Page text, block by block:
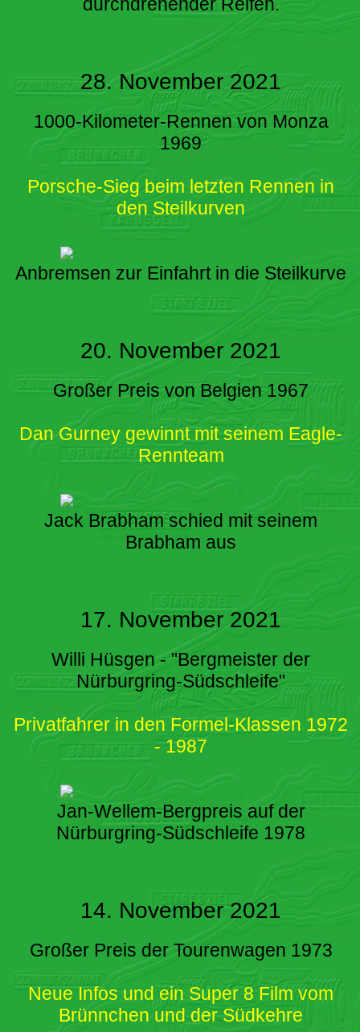
28. November 2021
1000-Kilometer-Rennen von Monza
1969
Porsche-Sieg beim letzten Rennen in
den Steilkurven
Anbremsen zur Einfahrt in die Steilkurve
20. November 2021
Großer Preis von Belgien 1967
Dan Gurney gewinnt mit seinem Eagle-
Rennteam
Jack Brabham schied mit seinem
Brabham aus
17. November 2021
Willi Hüsgen - "Bergmeister der
Nürburgring-Südschleife"
Privatfahrer in den Formel-Klassen 1972
- 1987
Jan-Wellem-Bergpreis auf der
Nürburgring-Südschleife 1978
14. November 2021
Großer Preis der Tourenwagen 1973
Neue Infos und ein Super 8 Film vom
Brünnchen und der Südkehre